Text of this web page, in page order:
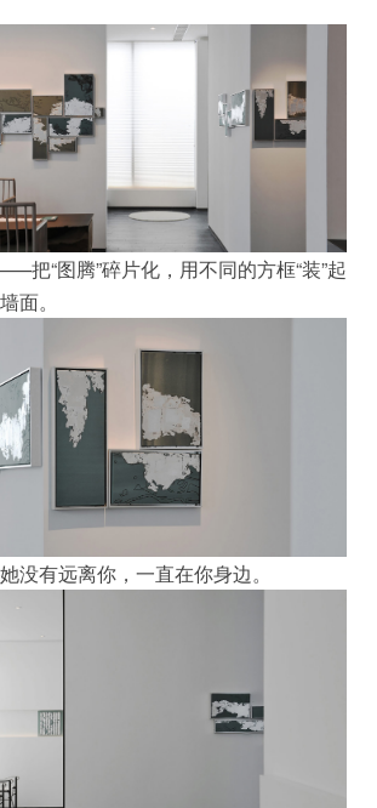
把“图腾”碎片化，用不同的方框“装”起
面。
有远离你，一直在你身边。